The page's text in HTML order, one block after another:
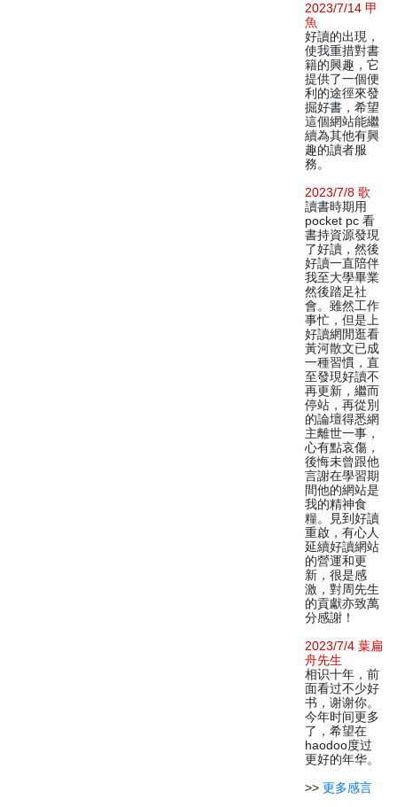
2023/7/14 甲
魚
好讀的出現，
使我重措對書
籍的興趣，它
提供了一個便
利的途徑來發
掘好書，希望
這個網站能繼
續為其他有興
趣的讀者服
務。
2023/7/8 歌
讀書時期用
pocket pc 看
書持資源發現
了好讀，然後
好讀一直陪伴
我至大學畢業
然後踏足社
會。雖然工作
事忙，但是上
好讀網閒逛看
黃河散文已成
一種習慣，直
至發現好讀不
再更新，繼而
停站，再從別
的論壇得悉網
主離世一事，
心有點哀傷，
後悔未曾跟他
言謝在學習期
間他的網站是
我的精神食
糧。見到好讀
重啟，有心人
延續好讀網站
的營運和更
新，很是感
激，對周先生
的貢獻亦致萬
分感謝！
2023/7/4 葉扁
舟先生
相识十年，前
面看过不少好
书，谢谢你。
今年时间更多
了，希望在
haodoo度过
更好的年华。
>> 更多感言